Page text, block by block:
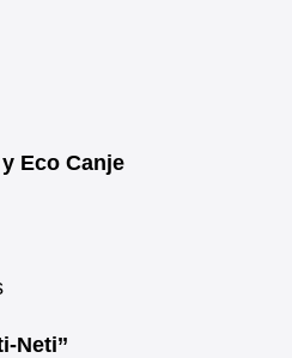
Eco Canje
Neti’’